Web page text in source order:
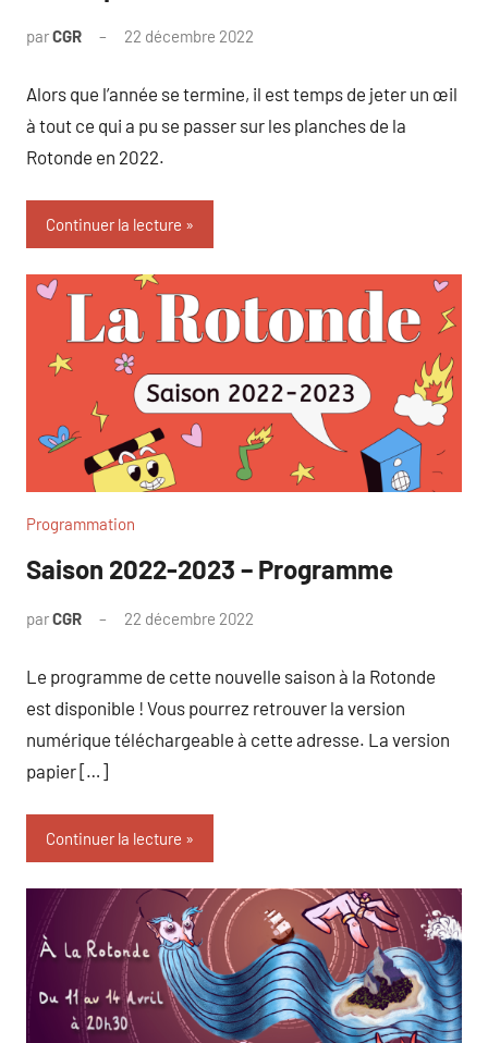
parCGR 22 décembre 2022
Alors que l’année se termine, il est temps de jeter un œil
à tout ce qui a pu se passer sur les planches de la
Rotonde en 2022.
Continuer la lecture
Programmation
Saison 2022-2023 – Programme
parCGR 22 décembre 2022
Le programme de cette nouvelle saison à la Rotonde
est disponible ! Vous pourrez retrouver la version
numérique téléchargeable à cette adresse. La version
papier […]
Continuer la lecture